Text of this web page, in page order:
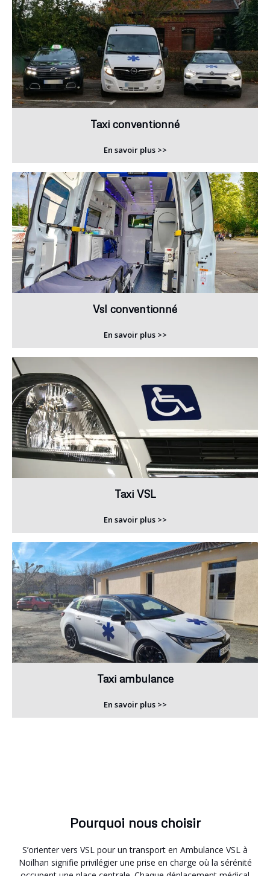
Taxi conventionné
En savoir plus >>
Vsl conventionné
En savoir plus >>
Taxi VSL
En savoir plus >>
Taxi ambulance
En savoir plus >>
Pourquoi nous choisir
S’orienter vers VSL pour un transport en Ambulance VSL à
Noilhan signifie privilégier une prise en charge où la sérénité